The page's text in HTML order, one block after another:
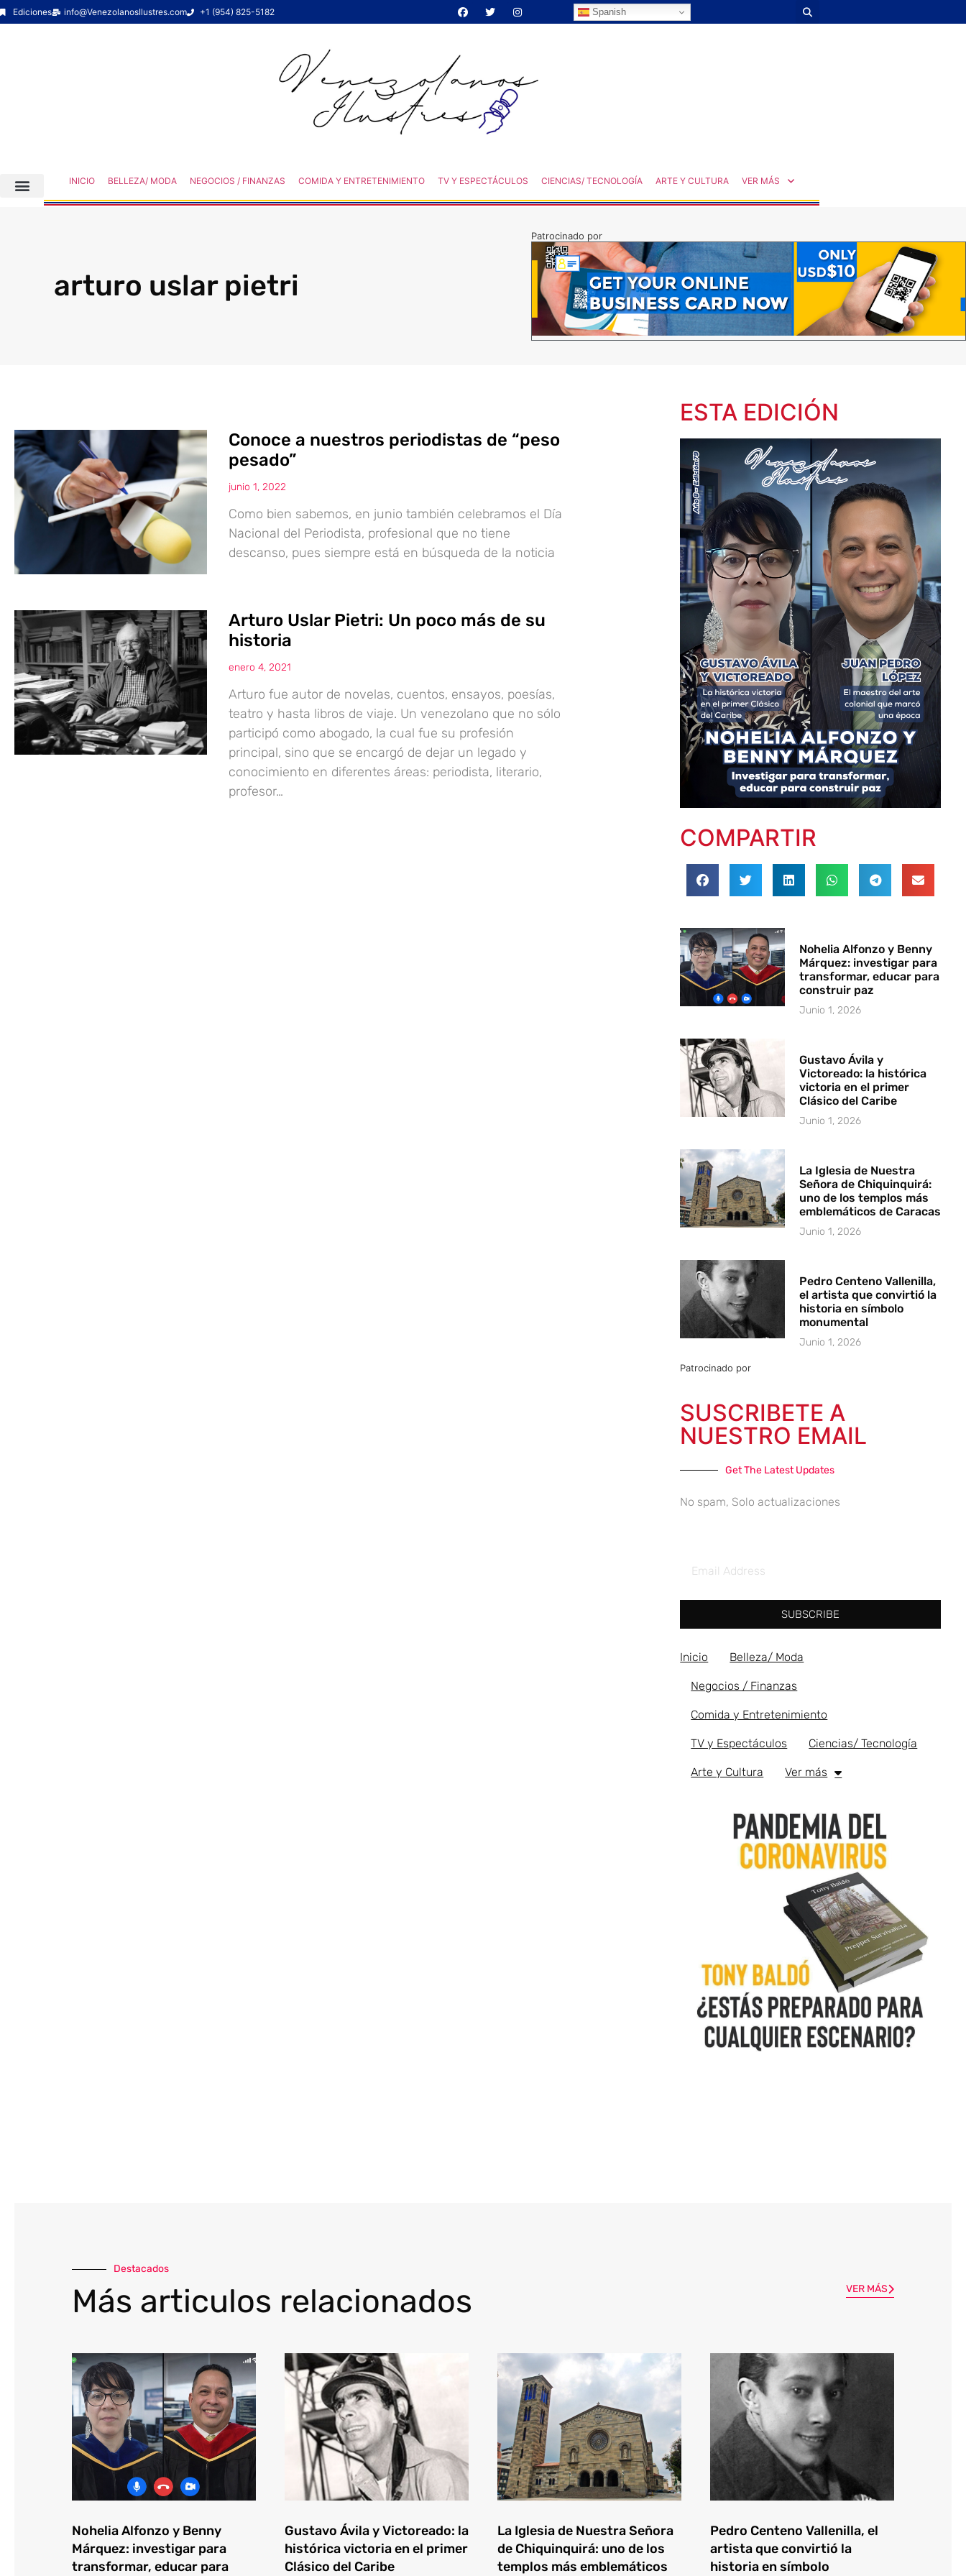
Ediciones info@VenezolanosIlustres.com +1 (954) 825-5182 Spanish
INICIO BELLEZA/ MODA NEGOCIOS / FINANZAS COMIDA Y ENTRETENIMIENTO TV Y ESPECTÁCULOS CIENCIAS/ TECNOLOGÍA ARTE Y CULTURA VER MÁS
arturo uslar pietri
Patrocinado por
Conoce a nuestros periodistas de “peso
pesado”
junio 1, 2022
Como bien sabemos, en junio también celebramos el Día
Nacional del Periodista, profesional que no tiene
descanso, pues siempre está en búsqueda de la noticia
Arturo Uslar Pietri: Un poco más de su
historia
enero 4, 2021
Arturo fue autor de novelas, cuentos, ensayos, poesías,
teatro y hasta libros de viaje. Un venezolano que no sólo
participó como abogado, la cual fue su profesión
principal, sino que se encargó de dejar un legado y
conocimiento en diferentes áreas: periodista, literario,
profesor…
ESTA EDICIÓN
COMPARTIR
Nohelia Alfonzo y Benny
Márquez: investigar para
transformar, educar para
construir paz
Junio 1, 2026
Gustavo Ávila y
Victoreado: la histórica
victoria en el primer
Clásico del Caribe
Junio 1, 2026
La Iglesia de Nuestra
Señora de Chiquinquirá:
uno de los templos más
emblemáticos de Caracas
Junio 1, 2026
Pedro Centeno Vallenilla,
el artista que convirtió la
historia en símbolo
monumental
Junio 1, 2026
Patrocinado por
SUSCRIBETE A
NUESTRO EMAIL
Get The Latest Updates
No spam, Solo actualizaciones
SUBSCRIBE
Inicio Belleza/ Moda
Negocios / Finanzas
Comida y Entretenimiento
TV y Espectáculos Ciencias/ Tecnología
Arte y Cultura Ver más
Destacados
Más articulos relacionados VER MÁS
Nohelia Alfonzo y Benny
Márquez: investigar para
transformar, educar para
Gustavo Ávila y Victoreado: la
histórica victoria en el primer
Clásico del Caribe
La Iglesia de Nuestra Señora
de Chiquinquirá: uno de los
templos más emblemáticos
Pedro Centeno Vallenilla, el
artista que convirtió la
historia en símbolo